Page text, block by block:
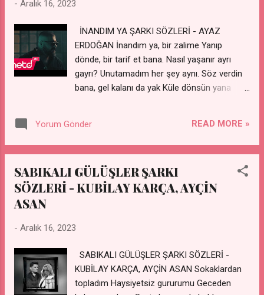
- Aralık 16, 2023
İNANDIM YA ŞARKI SÖZLERİ - AYAZ
ERDOĞAN İnandım ya, bir zalime Yanıp
dönde, bir tarif et bana. Nasıl yaşanır ayrı
gayrı? Unutamadım her şey aynı. Söz verdin
bana, gel kalanı da yak Küle dönsün yana
Yine bir köşeye at ne önemim var?
Göremiyorsun beni hala Birileri var etraf
duyan her lafında duvar gibi, Yıkılır üzerime,
niye? Keşke zaman dönse geri, Söylemezdim
zalime Yanıp dönde, bir tarif et bana. Nasıl
İnandım ya, bir zalime Yanıp dönde, bir tarif et
bana. Nasıl yaşanır ayrı gayrı? Unutamadım
her şey aynı. Bundan böyle kimseyi sevmem,
Yorum Gönder READ MORE »
SABIKALI GÜLÜŞLER ŞARKI
SÖZLERİ - KUBİLAY KARÇA, AYÇİN
ASAN
- Aralık 16, 2023
SABIKALI GÜLÜŞLER ŞARKI SÖZLERİ -
KUBİLAY KARÇA, AYÇİN ASAN Sokaklardan
topladım Haysiyetsiz gururumu Geceden